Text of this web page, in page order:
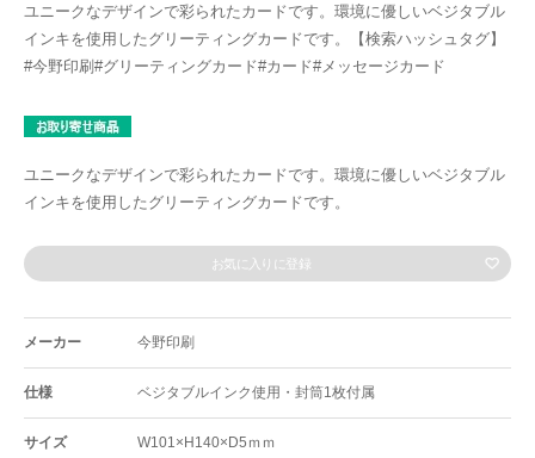
ユニークなデザインで彩られたカードです。環境に優しいベジタブル
インキを使用したグリーティングカードです。【検索ハッシュタグ】
#今野印刷#グリーティングカード#カード#メッセージカード
ユニークなデザインで彩られたカードです。環境に優しいベジタブル
インキを使用したグリーティングカードです。
お気に入りに登録
メーカー 今野印刷
仕様 ベジタブルインク使用・封筒1枚付属
サイズ W101×H140×D5ｍｍ